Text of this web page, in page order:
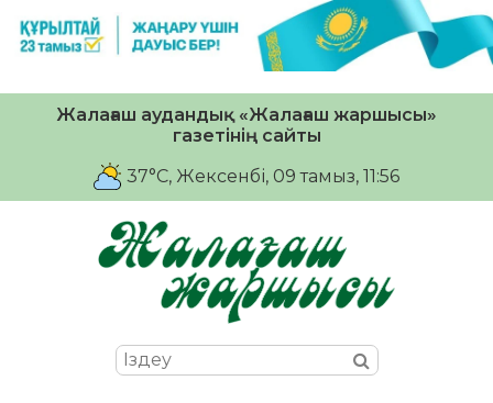
Жалағаш аудандық «Жалағаш жаршысы»
газетінің сайты
37°C, Жексенбі, 09 тамыз, 11:56